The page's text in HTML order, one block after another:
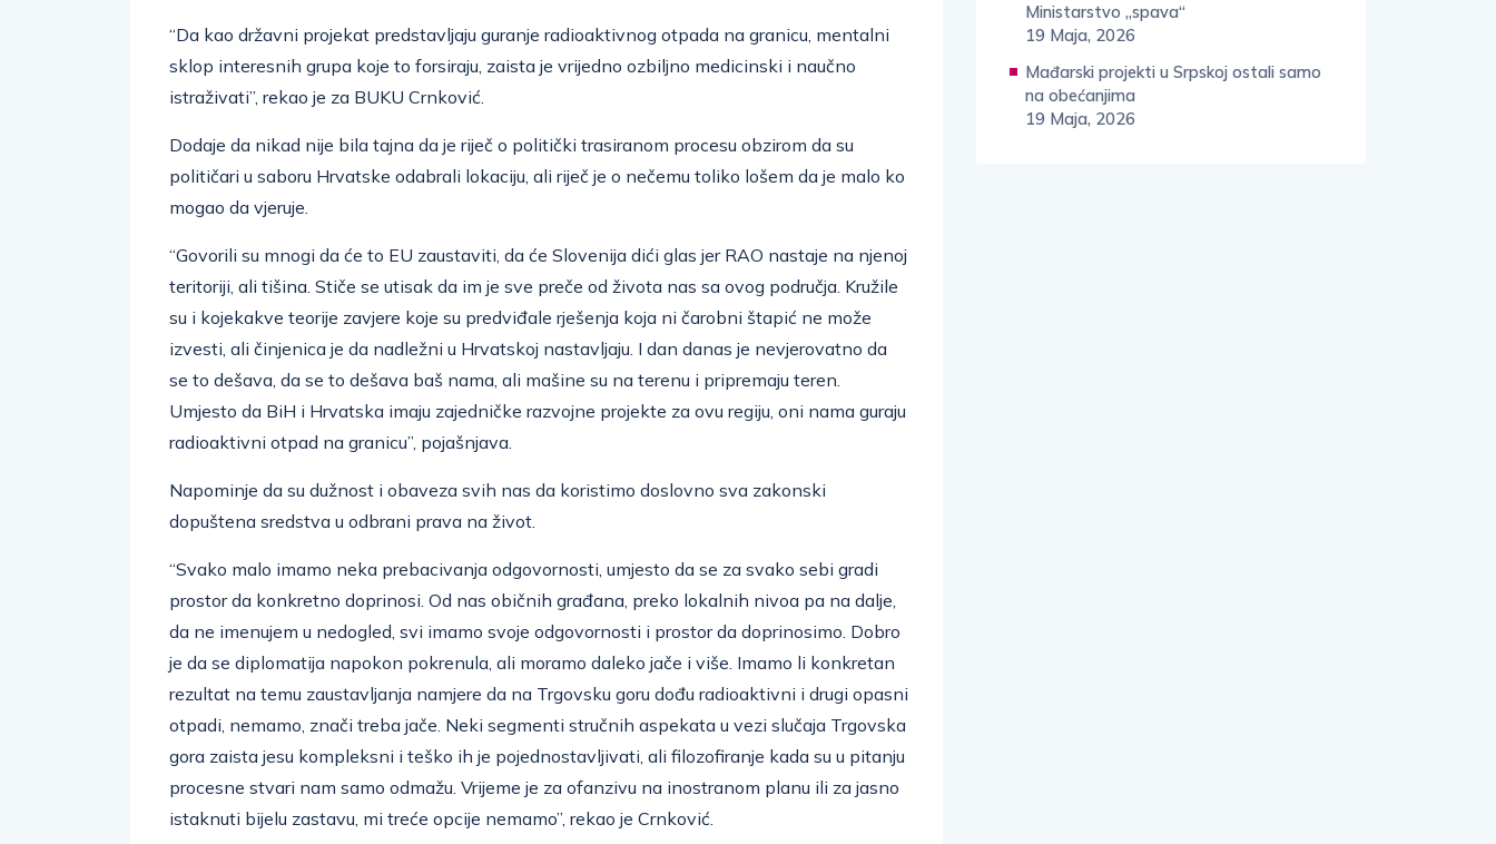
“Da kao državni projekat predstavljaju guranje radioaktivnog otpada na granicu, mentalni
sklop interesnih grupa koje to forsiraju, zaista je vrijedno ozbiljno medicinski i naučno
istraživati”, rekao je za BUKU Crnković.
Dodaje da nikad nije bila tajna da je riječ o politički trasiranom procesu obzirom da su
političari u saboru Hrvatske odabrali lokaciju, ali riječ je o nečemu toliko lošem da je malo ko
mogao da vjeruje.
“Govorili su mnogi da će to EU zaustaviti, da će Slovenija dići glas jer RAO nastaje na njenoj
teritoriji, ali tišina. Stiče se utisak da im je sve preče od života nas sa ovog područja. Kružile
su i kojekakve teorije zavjere koje su predviđale rješenja koja ni čarobni štapić ne može
izvesti, ali činjenica je da nadležni u Hrvatskoj nastavljaju. I dan danas je nevjerovatno da
se to dešava, da se to dešava baš nama, ali mašine su na terenu i pripremaju teren.
Umjesto da BiH i Hrvatska imaju zajedničke razvojne projekte za ovu regiju, oni nama guraju
radioaktivni otpad na granicu”, pojašnjava.
Napominje da su dužnost i obaveza svih nas da koristimo doslovno sva zakonski
dopuštena sredstva u odbrani prava na život.
“Svako malo imamo neka prebacivanja odgovornosti, umjesto da se za svako sebi gradi
prostor da konkretno doprinosi. Od nas običnih građana, preko lokalnih nivoa pa na dalje,
da ne imenujem u nedogled, svi imamo svoje odgovornosti i prostor da doprinosimo. Dobro
je da se diplomatija napokon pokrenula, ali moramo daleko jače i više. Imamo li konkretan
rezultat na temu zaustavljanja namjere da na Trgovsku goru dođu radioaktivni i drugi opasni
otpadi, nemamo, znači treba jače. Neki segmenti stručnih aspekata u vezi slučaja Trgovska
gora zaista jesu kompleksni i teško ih je pojednostavljivati, ali filozofiranje kada su u pitanju
procesne stvari nam samo odmažu. Vrijeme je za ofanzivu na inostranom planu ili za jasno
istaknuti bijelu zastavu, mi treće opcije nemamo”, rekao je Crnković.
Ministarstvo „spava“
19 Maja, 2026
Mađarski projekti u Srpskoj ostali samo
na obećanjima
19 Maja, 2026